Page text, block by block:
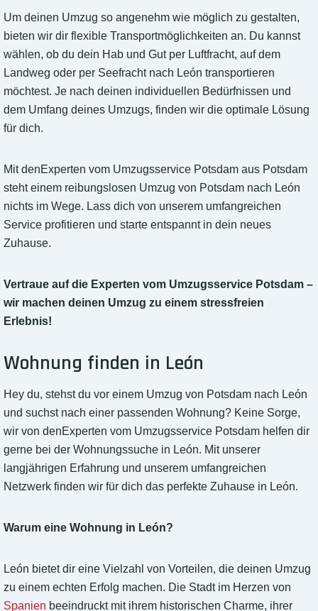
Um deinen Umzug so angenehm wie möglich zu gestalten,
bieten wir dir flexible Transportmöglichkeiten an. Du kannst
wählen, ob du dein Hab und Gut per Luftfracht, auf dem
Landweg oder per Seefracht nach León transportieren
möchtest. Je nach deinen individuellen Bedürfnissen und
dem Umfang deines Umzugs, finden wir die optimale Lösung
für dich.
Mit denExperten vom Umzugsservice Potsdam aus Potsdam
steht einem reibungslosen Umzug von Potsdam nach León
nichts im Wege. Lass dich von unserem umfangreichen
Service profitieren und starte entspannt in dein neues
Zuhause.
Vertraue auf die Experten vom Umzugsservice Potsdam –
wir machen deinen Umzug zu einem stressfreien
Erlebnis!
Wohnung finden in León
Hey du, stehst du vor einem Umzug von Potsdam nach León
und suchst nach einer passenden Wohnung? Keine Sorge,
wir von denExperten vom Umzugsservice Potsdam helfen dir
gerne bei der Wohnungssuche in León. Mit unserer
langjährigen Erfahrung und unserem umfangreichen
Netzwerk finden wir für dich das perfekte Zuhause in León.
Warum eine Wohnung in León?
León bietet dir eine Vielzahl von Vorteilen, die deinen Umzug
zu einem echten Erfolg machen. Die Stadt im Herzen von
Spanien beeindruckt mit ihrem historischen Charme, ihrer